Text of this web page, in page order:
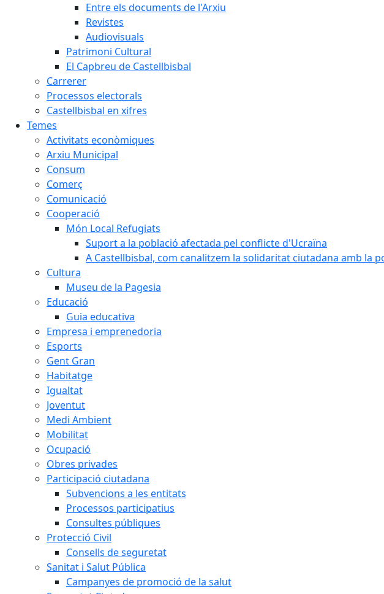
Entre els documents de l'Arxiu
Revistes
Audiovisuals
Patrimoni Cultural
El Capbreu de Castellbisbal
Carrerer
Processos electorals
Castellbisbal en xifres
Temes
Activitats econòmiques
Arxiu Municipal
Consum
Comerç
Comunicació
Cooperació
Món Local Refugiats
Suport a la població afectada pel conflicte d'Ucraïna
A Castellbisbal, com canalitzem la solidaritat ciutadana amb la
Cultura
Museu de la Pagesia
Educació
Guia educativa
Empresa i emprenedoria
Esports
Gent Gran
Habitatge
Igualtat
Joventut
Medi Ambient
Mobilitat
Ocupació
Obres privades
Participació ciutadana
Subvencions a les entitats
Processos participatius
Consultes públiques
Protecció Civil
Consells de seguretat
Sanitat i Salut Pública
Campanyes de promoció de la salut